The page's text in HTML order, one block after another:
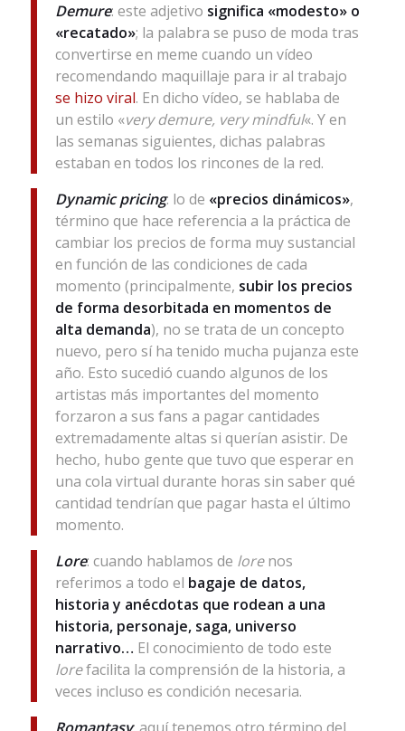
Demure: este adjetivo significa «modesto» o
«recatado»; la palabra se puso de moda tras
convertirse en meme cuando un vídeo
recomendando maquillaje para ir al trabajo
se hizo viral. En dicho vídeo, se hablaba de
un estilo «very demure, very mindful«. Y en
las semanas siguientes, dichas palabras
estaban en todos los rincones de la red.
Dynamic pricing: lo de «precios dinámicos»,
término que hace referencia a la práctica de
cambiar los precios de forma muy sustancial
en función de las condiciones de cada
momento (principalmente, subir los precios
de forma desorbitada en momentos de
alta demanda), no se trata de un concepto
nuevo, pero sí ha tenido mucha pujanza este
año. Esto sucedió cuando algunos de los
artistas más importantes del momento
forzaron a sus fans a pagar cantidades
extremadamente altas si querían asistir. De
hecho, hubo gente que tuvo que esperar en
una cola virtual durante horas sin saber qué
cantidad tendrían que pagar hasta el último
momento.
Lore: cuando hablamos de lorenos
referimos a todo el bagaje de datos,
historia y anécdotas que rodean a una
historia, personaje, saga, universo
narrativo… El conocimiento de todo este
lorefacilita la comprensión de la historia, a
veces incluso es condición necesaria.